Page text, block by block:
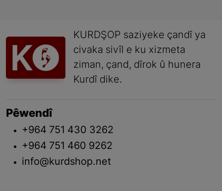
KURDŞOP saziyeke çandî ya
civaka sivîl e ku xizmeta
ziman, çand, dîrok û hunera
Kurdî dike.
Pêwendî
+964 751 430 3262
+964 751 460 9262
info@kurdshop.net